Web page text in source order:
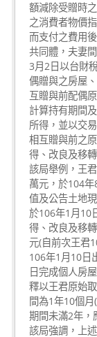
額減除受贈時
之消費者物價
而支付之費用
共同體，夫妻
3月2日以台財
偶贈與之房屋
互贈與前配偶
計算持有期間
所得，並以交
相互贈與前之
得、改良及移
該局舉例，王
萬元，於104
值及公告土地
於106年1月10
得、改良及移
元(自前次王君
106年1月10日
日完成個人房
釋以王君原始
間為1年10個
期間未滿2年，
該局強調，上